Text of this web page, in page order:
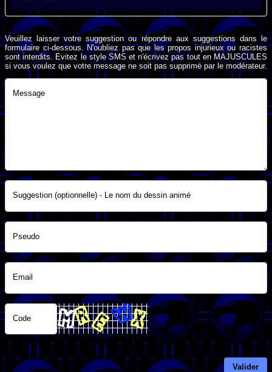
Veuillez laisser votre suggestion ou répondre aux suggestions dans le
formulaire ci-dessous. N'oubliez pas que les propos injurieux ou racistes
sont interdits. Evitez le style SMS et n'écrivez pas tout en MAJUSCULES
si vous voulez que votre message ne soit pas supprimé par le modérateur.
Message
Suggestion (optionnelle) - Le nom du dessin animé
Pseudo
Email
Code
Valider